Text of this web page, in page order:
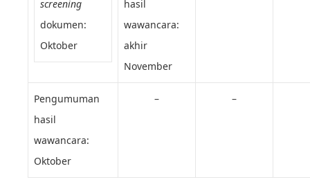
screening
dokumen:
Oktober
hasil
wawancara:
akhir
November
Pengumuman
hasil
wawancara:
Oktober
– –